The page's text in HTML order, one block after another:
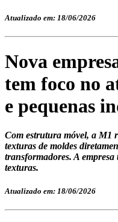
Atualizado em: 18/06/2026
Nova
tem foco no
e pequenas
Com estrutura móvel, a M1
texturas de moldes
transformadores. A empresa
texturas.
Atualizado em: 18/06/2026